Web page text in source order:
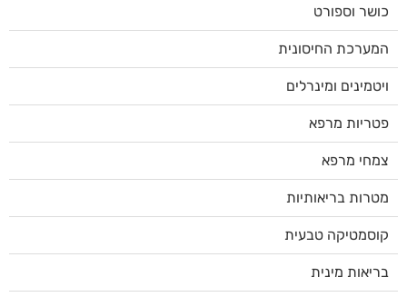
כושר וספורט
המערכת החיסונית
ויטמינים ומינרלים
פטריות מרפא
צמחי מרפא
מטרות בריאותיות
קוסמטיקה טבעית
בריאות מינית